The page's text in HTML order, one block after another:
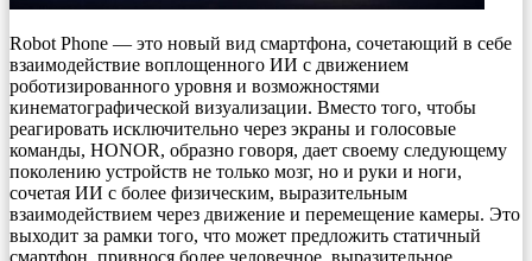
Robot Phone — это новый вид смартфона, сочетающий в себе
взаимодействие воплощенного ИИ с движением
роботизированного уровня и возможностями
кинематографической визуализации. Вместо того, чтобы
реагировать исключительно через экраны и голосовые
команды, HONOR, образно говоря, дает своему следующему
поколению устройств не только мозг, но и руки и ноги,
сочетая ИИ с более физическим, выразительным
взаимодействием через движение и перемещение камеры. Это
выходит за рамки того, что может предложить статичный
смартфон, привнося более человечное, выразительное